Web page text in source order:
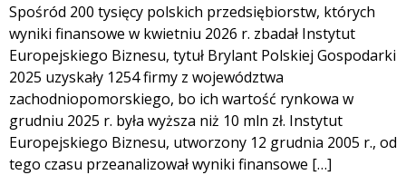
Spośród 200 tysięcy polskich przedsiębiorstw, których
wyniki finansowe w kwietniu 2026 r. zbadał Instytut
Europejskiego Biznesu, tytuł Brylant Polskiej Gospodarki
2025 uzyskały 1254 firmy z województwa
zachodniopomorskiego, bo ich wartość rynkowa w
grudniu 2025 r. była wyższa niż 10 mln zł. Instytut
Europejskiego Biznesu, utworzony 12 grudnia 2005 r., od
tego czasu przeanalizował wyniki finansowe […]